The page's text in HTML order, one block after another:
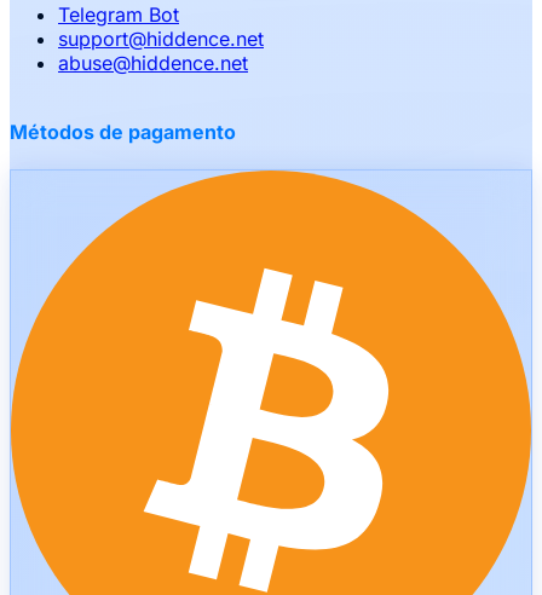
Telegram Bot
support@hiddence.net
abuse@hiddence.net
Métodos de pagamento